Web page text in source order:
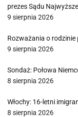
prezes Sądu
9 sierpnia 2026
Rozważania o rodzinie
9 sierpnia 2026
Sondaż: Połowa
8 sierpnia 2026
Włochy: 16-letni
8 sierpnia 2026